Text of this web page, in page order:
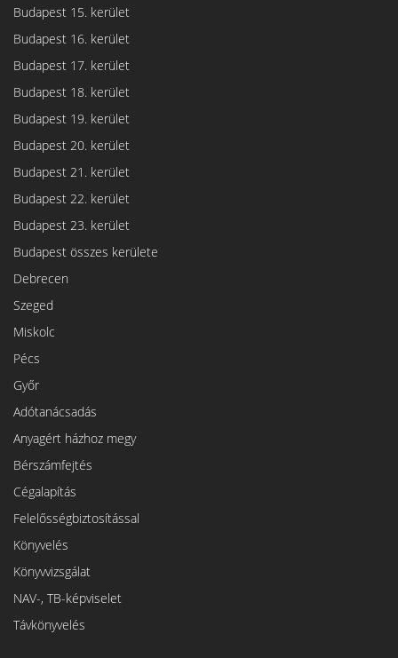
Budapest 15. kerület
Budapest 16. kerület
Budapest 17. kerület
Budapest 18. kerület
Budapest 19. kerület
Budapest 20. kerület
Budapest 21. kerület
Budapest 22. kerület
Budapest 23. kerület
Budapest összes kerülete
Debrecen
Szeged
Miskolc
Pécs
Győr
Adótanácsadás
Anyagért házhoz megy
Bérszámfejtés
Cégalapítás
Felelősségbiztosítással
Könyvelés
Könyvvizsgálat
NAV-, TB-képviselet
Távkönyvelés